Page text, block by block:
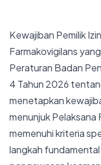
Kewajiban Pemilik
Farmakovigilans
Peraturan Badan
4 Tahun 2026
menetapkan
menunjuk Pelaksana
memenuhi kriteria
langkah